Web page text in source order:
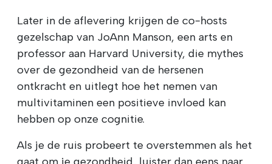
Later in de aflevering krijgen de co-hosts
gezelschap van JoAnn Manson, een arts en
professor aan Harvard University, die mythes
over de gezondheid van de hersenen
ontkracht en uitlegt hoe het nemen van
multivitaminen een positieve invloed kan
hebben op onze cognitie.
Als je de ruis probeert te overstemmen als het